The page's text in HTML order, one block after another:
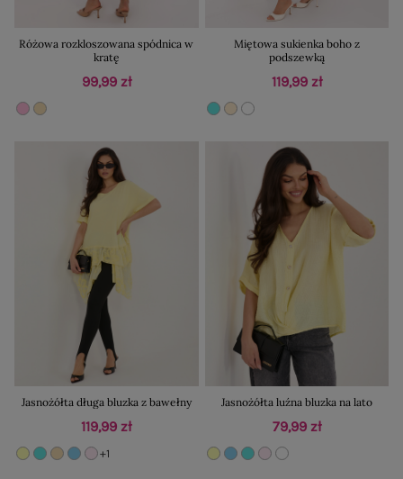
Różowa rozkloszowana spódnica w
kratę
99,99 zł
Miętowa sukienka boho z
podszewką
119,99 zł
Jasnożółta długa bluzka z bawełny
119,99 zł
+1
Jasnożółta luźna bluzka na lato
79,99 zł